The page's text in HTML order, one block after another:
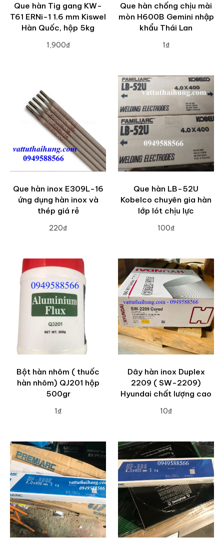
Que hàn Tig gang KW-
T61 ERNi-1 1.6 mm Kiswel
Hàn Quốc, hộp 5kg
1,900₫
Que hàn chống chịu mài
mòn H600B Gemini nhập
khẩu Thái Lan
1₫
Que hàn inox E309L-16
ứng dụng hàn inox và
thép giá rẻ
220₫
Que hàn LB-52U
Kobelco chuyên gia hàn
lớp lót chịu lực
100₫
Bột hàn nhôm ( thuốc
hàn nhôm) QJ201 hộp
500gr
1₫
Dây hàn inox Duplex
2209 ( SW-2209)
Hyundai chất lượng cao
10₫